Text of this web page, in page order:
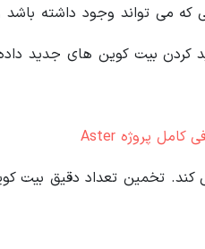
می تواند وجود داشته
کردن بیت کوین های جدید
تخمین تعداد دقیق بیت